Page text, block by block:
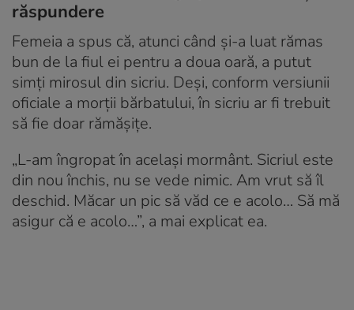
răspundere
Femeia a spus că, atunci când și-a luat rămas
bun de la fiul ei pentru a doua oară, a putut
simți mirosul din sicriu. Deși, conform versiunii
oficiale a morții bărbatului, în sicriu ar fi trebuit
să fie doar rămășițe.
„L-am îngropat în același mormânt. Sicriul este
din nou închis, nu se vede nimic. Am vrut să îl
deschid. Măcar un pic să văd ce e acolo… Să mă
asigur că e acolo…”, a mai explicat ea.